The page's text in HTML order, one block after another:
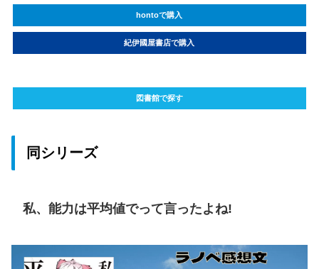
hontoで購入
紀伊國屋書店で購入
図書館で探す
同シリーズ
私、能力は平均値でって言ったよね!